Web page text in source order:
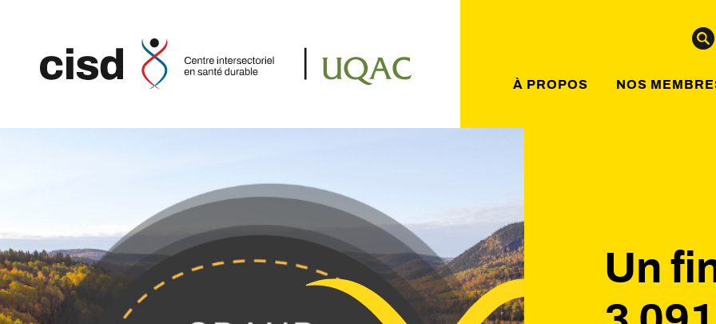
À PROPOS NOS
Un